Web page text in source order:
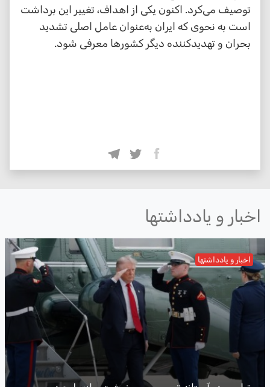
توصیف می‌کرد. اکنون یکی از اهداف، تغییر این برداشت
است به نحوی که ایران به‌عنوان عامل اصلی تشدید
بحران و تهدیدکننده دیگر کشورها معرفی شود.
اخبار و یادداشتها
اخبار و یادداشتها